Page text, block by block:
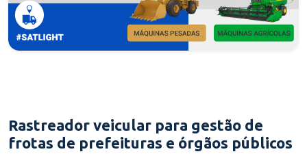
Rastreador veicular para gestão de
frotas de prefeituras e órgãos públicos